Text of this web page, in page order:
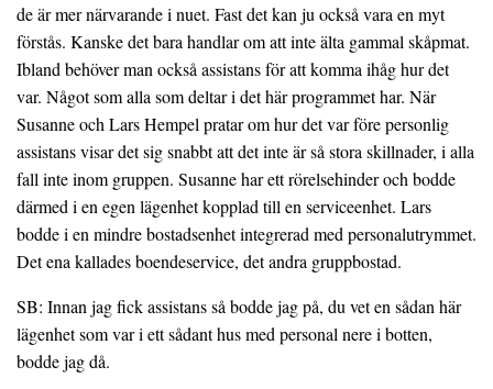
de är mer närvarande i nuet. Fast det kan ju också vara en myt
förstås. Kanske det bara handlar om att inte älta gammal skåpmat.
Ibland behöver man också assistans för att komma ihåg hur det
var. Något som alla som deltar i det här programmet har. När
Susanne och Lars Hempel pratar om hur det var före personlig
assistans visar det sig snabbt att det inte är så stora skillnader, i alla
fall inte inom gruppen. Susanne har ett rörelsehinder och bodde
därmed i en egen lägenhet kopplad till en serviceenhet. Lars
bodde i en mindre bostadsenhet integrerad med personalutrymmet.
Det ena kallades boendeservice, det andra gruppbostad.
SB: Innan jag fick assistans så bodde jag på, du vet en sådan här
lägenhet som var i ett sådant hus med personal nere i botten,
bodde jag då.